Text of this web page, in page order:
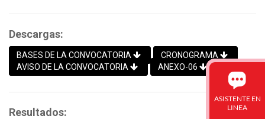
Descargas:
BASES DE LA CONVOCATORIA
CRONOGRAMA
AVISO DE LA CONVOCATORIA
ANEXO-06
Resultados:
ASISTENTE EN
LINEA